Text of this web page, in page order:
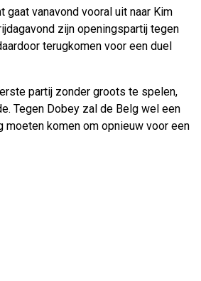
gaat vanavond vooral uit naar Kim
zijn openingspartij tegen
terugkomen voor een duel
partij zonder groots te spelen,
Tegen Dobey zal de Belg wel een
moeten komen om opnieuw voor een